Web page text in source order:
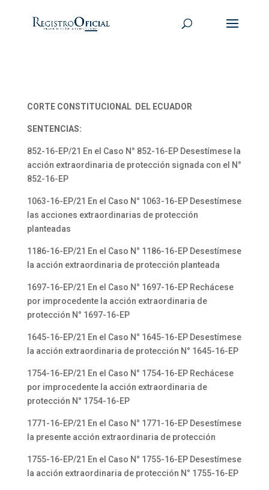
CORTE CONSTITUCIONAL DEL ECUADOR
SENTENCIAS:
852-16-EP/21 En el Caso N° 852-16-EP Desestímese la
acción extraordinaria de protección signada con el N°
852-16-EP
1063-16-EP/21 En el Caso N° 1063-16-EP Desestímese
las acciones extraordinarias de protección
planteadas
1186-16-EP/21 En el Caso N° 1186-16-EP Desestímese
la acción extraordinaria de protección planteada
1697-16-EP/21 En el Caso N° 1697-16-EP Rechácese
por improcedente la acción extraordinaria de
protección N° 1697-16-EP
1645-16-EP/21 En el Caso N° 1645-16-EP Desestímese
la acción extraordinaria de protección N° 1645-16-EP
1754-16-EP/21 En el Caso N° 1754-16-EP Rechácese
por improcedente la acción extraordinaria de
protección N° 1754-16-EP
1771-16-EP/21 En el Caso N° 1771-16-EP Desestímese
la presente acción extraordinaria de protección
1755-16-EP/21 En el Caso N° 1755-16-EP Desestímese
la acción extraordinaria de protección N° 1755-16-EP